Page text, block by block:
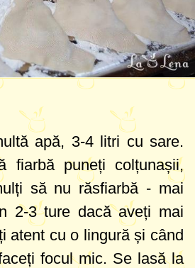
apă, 3-4 litri cu sare.
fiarbă puneți colțunașii,
să nu răsfiarbă - mai
2-3 ture dacă aveți mai
atent cu o lingură și când
focul mic. Se lasă la